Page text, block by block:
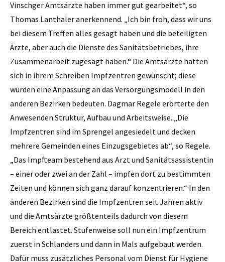
Vinschger Amtsärzte haben immer gut gearbeitet“, so
Thomas Lanthaler anerkennend. „Ich bin froh, dass wir uns
bei diesem Treffen alles gesagt haben und die beteiligten
Ärzte, aber auch die Dienste des Sanitätsbetriebes, ihre
Zusammenarbeit zugesagt haben.“ Die Amtsärzte hatten
sich in ihrem Schreiben Impfzentren gewünscht; diese
würden eine Anpassung an das Versorgungsmodell in den
anderen Bezirken bedeuten. Dagmar Regele erörterte den
Anwesenden Struktur, Aufbau und Arbeitsweise. „Die
Impfzentren sind im Sprengel angesiedelt und decken
mehrere Gemeinden eines Einzugsgebietes ab“, so Regele.
„Das Impfteam bestehend aus Arzt und Sanitätsassistentin
– einer oder zwei an der Zahl – impfen dort zu bestimmten
Zeiten und können sich ganz darauf konzentrieren.“ In den
anderen Bezirken sind die Impfzentren seit Jahren aktiv
und die Amtsärzte größtenteils dadurch von diesem
Bereich entlastet. Stufenweise soll nun ein Impfzentrum
zuerst in Schlanders und dann in Mals aufgebaut werden.
Dafür muss zusätzliches Personal vom Dienst für Hygiene